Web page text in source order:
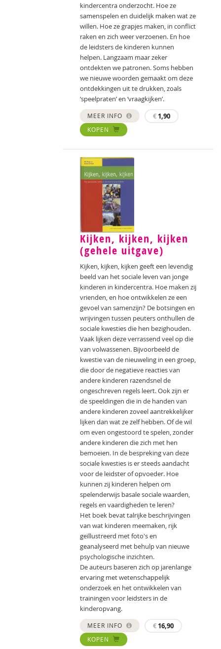
kindercentra onderzocht. Hoe ze
samenspelen en duidelijk maken wat ze
willen. Hoe ze grapjes maken, in conflict
raken en zich weer verzoenen. En hoe
de leidsters de kinderen kunnen
helpen. Langzaam maar zeker
ontdekten we patronen. Soms hebben
we nieuwe woorden gemaakt om deze
ontdekkingen uit te drukken, zoals
‘speelpraten’ en ‘vraagkijken’.
MEER INFO € 1,90
KOPEN
Kijken, kijken, kijken
(gehele uitgave)
Kijken, kijken, kijken geeft een levendig
beeld van het sociale leven van jonge
kinderen in kindercentra. Hoe maken zij
vrienden, en hoe ontwikkelen ze een
gevoel van samenzijn? De botsingen en
wrijvingen tussen peuters onthullen de
sociale kwesties die hen bezighouden.
Vaak lijken deze verrassend veel op die
van volwassenen. Bijvoorbeeld de
kwestie van de nieuweling in een groep,
die door de negatieve reacties van
andere kinderen razendsnel de
ongeschreven regels leert. Ook zijn er
de speeldingen die in de handen van
andere kinderen zoveel aantrekkelijker
lijken dan wat ze zelf hebben. Of de wil
om even ongestoord te spelen, zonder
andere kinderen die zich met hen
bemoeien. In de bespreking van deze
sociale kwesties is er steeds aandacht
voor de leidster of opvoeder. Hoe
kunnen zij kinderen helpen om
spelenderwijs basale sociale waarden,
regels en vaardigheden te leren?
Het boek bevat talrijke beschrijvingen
van wat kinderen meemaken, rijk
geïllustreerd met foto's en
geanalyseerd met behulp van nieuwe
psychologische inzichten.
De auteurs baseren zich op jarenlange
ervaring met wetenschappelijk
onderzoek en het ontwikkelen van
trainingen voor leidsters in de
kinderopvang.
MEER INFO € 16,90
KOPEN